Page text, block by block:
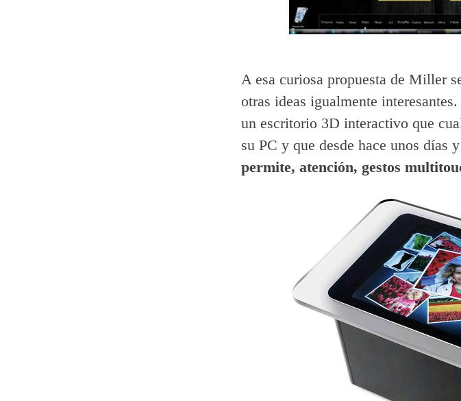
A esa curiosa propuesta de Miller
otras ideas igualmente interesantes.
un escritorio 3D interactivo que
su PC y que desde hace unos días
permite, atención, gestos